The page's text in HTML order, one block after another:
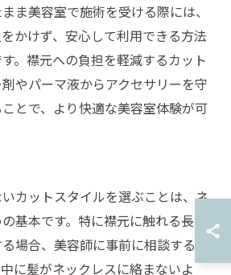
ま美容室で施術を受ける際には、
かけず、安心して利用できる方法
。襟元への負担を軽減するカット
やパーマ液からアクセサリーを守
とで、より快適な美容室体験が可
カットスタイルを選ぶことは、ネ
基本です。特に襟元に触れる長さ
場合、美容師に事前に相談するこ
に髪がネックレスに絡まないよ